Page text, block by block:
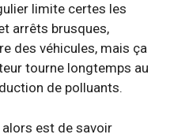
limite certes les
arrêts brusques,
des véhicules, mais ça
tourne longtemps au
de polluants.
est de savoir